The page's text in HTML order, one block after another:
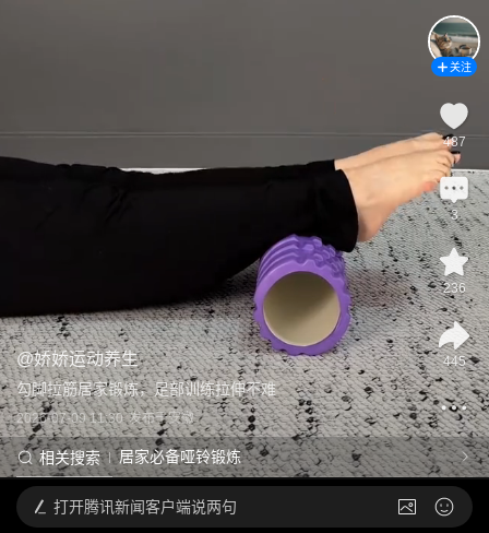
@娇娇运动养生
勾脚拉筋居家锻炼，足部训练拉伸不难
2026-07-09 11:30 发布于安徽
相关搜索 居家必备哑铃锻炼
关注
487
3
236
445
打开腾讯新闻客户端说两句